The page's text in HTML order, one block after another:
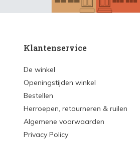
Klantenservice
De winkel
Openingstijden winkel
Bestellen
Herroepen, retourneren & ruilen
Algemene voorwaarden
Privacy Policy